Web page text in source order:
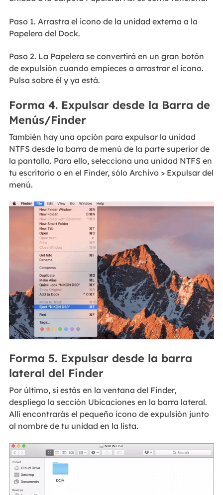
Paso 1. Arrastra el icono de la unidad externa a la
Papelera del Dock.
Paso 2. La Papelera se convertirá en un gran botón
de expulsión cuando empieces a arrastrar el icono.
Pulsa sobre él y ya está.
Forma 4. Expulsar desde la Barra de
Menús/Finder
También hay una opción para expulsar la unidad
NTFS desde la barra de menú de la parte superior de
la pantalla. Para ello, selecciona una unidad NTFS en
tu escritorio o en el Finder, sólo Archivo > Expulsar del
menú.
Forma 5. Expulsar desde la barra
lateral del Finder
Por último, si estás en la ventana del Finder,
despliega la sección Ubicaciones en la barra lateral.
Allí encontrarás el pequeño icono de expulsión junto
al nombre de tu unidad en la lista.